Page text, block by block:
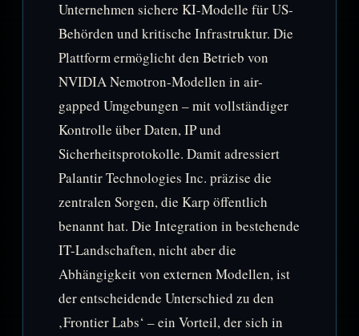
Unternehmen sichere KI-Modelle für US-
Behörden und kritische Infrastruktur. Die
Plattform ermöglicht den Betrieb von
NVIDIA Nemotron-Modellen in air-
gapped Umgebungen – mit vollständiger
Kontrolle über Daten, IP und
Sicherheitsprotokolle. Damit adressiert
Palantir Technologies Inc. präzise die
zentralen Sorgen, die Karp öffentlich
benannt hat. Die Integration in bestehende
IT-Landschaften, nicht aber die
Abhängigkeit von externen Modellen, ist
der entscheidende Unterschied zu den
‚Frontier Labs‘ – ein Vorteil, der sich in